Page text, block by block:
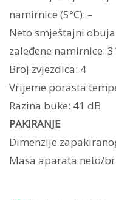
namirnice (5°C): –
Neto smještajni
zaleđene namirnice:
Broj zvjezdica: 4
Vrijeme porasta
Razina buke: 41 dB
PAKIRANJE
Dimenzije
Masa aparata neto/